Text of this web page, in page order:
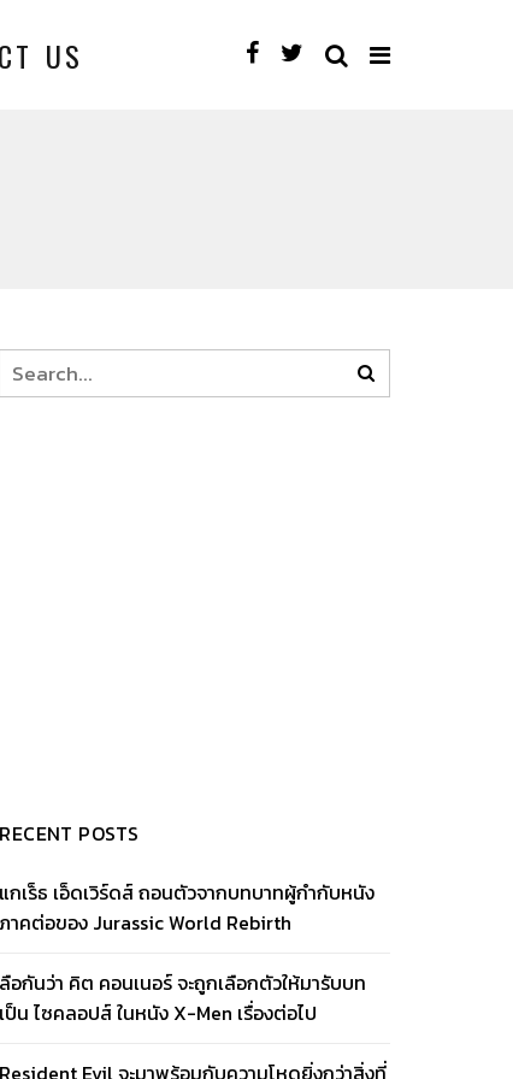
US
RECENT POSTS
แกเร็ธ เอ็ดเวิร์ดส์ ถอนตัวจากบทบาทผู้กำกับหนัง
ภาคต่อของ Jurassic World Rebirth
ลือกันว่า คิต คอนเนอร์ จะถูกเลือกตัวให้มารับบท
เป็น ไซคลอปส์ ในหนัง X-Men เรื่องต่อไป
Resident Evil จะมาพร้อมกับความโหดยิ่งกว่าสิ่งที่